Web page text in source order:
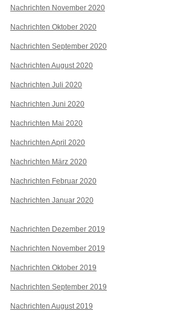
Nachrichten November 2020
Nachrichten Oktober 2020
Nachrichten September 2020
Nachrichten August 2020
Nachrichten Juli 2020
Nachrichten Juni 2020
Nachrichten Mai 2020
Nachrichten April 2020
Nachrichten März 2020
Nachrichten Februar 2020
Nachrichten Januar 2020
Nachrichten Dezember 2019
Nachrichten November 2019
Nachrichten Oktober 2019
Nachrichten September 2019
Nachrichten August 2019